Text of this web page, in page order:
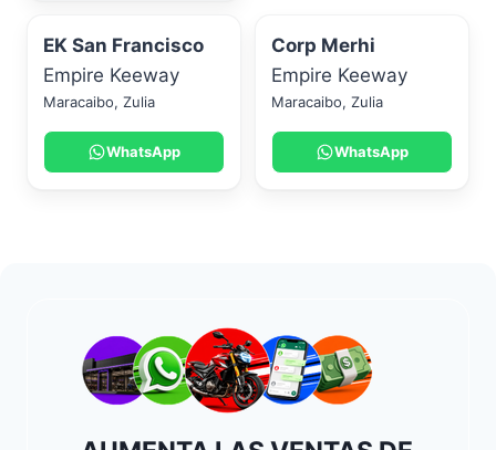
EK San Francisco
Empire Keeway
Maracaibo, Zulia
WhatsApp
Corp Merhi
Empire Keeway
Maracaibo, Zulia
WhatsApp